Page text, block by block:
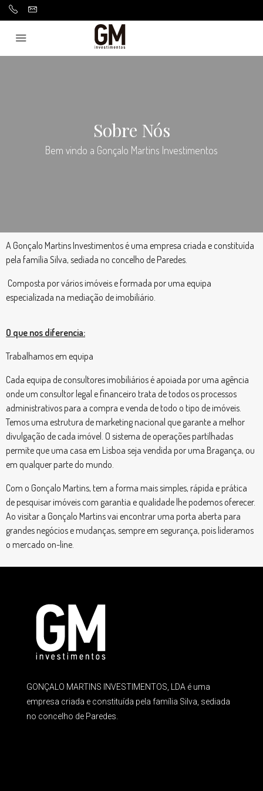
Sobre Nós
Bem vindo a Gonçalo Martins Investimentos
A Gonçalo Martins Investimentos é uma empresa criada e constituída
pela família Silva, sediada no concelho de Paredes.
Composta por vários imóveis e formada por uma equipa
especializada na mediação de imobiliário.
O que nos diferencia:
Trabalhamos em equipa
Cada equipa de consultores imobiliários é apoiada por uma agência
onde um consultor legal e financeiro trata de todos os processos
administrativos para a compra e venda de todo o tipo de imóveis.
Temos uma estrutura de marketing nacional que garante a melhor
divulgação de cada imóvel. O sistema de operações partilhadas
permite que uma casa em Lisboa seja vendida por uma Bragança, ou
em qualquer parte do mundo.
Com o Gonçalo Martins, tem a forma mais simples, rápida e prática
de pesquisar imóveis com garantia e qualidade lhe podemos oferecer.
Ao visitar a Gonçalo Martins vai encontrar uma porta aberta para
grandes negócios e mudanças, sempre em segurança, pois lideramos
o mercado on-line.
GONÇALO MARTINS INVESTIMENTOS, LDA é uma
empresa criada e constituída pela família Silva, sediada
no concelho de Paredes.